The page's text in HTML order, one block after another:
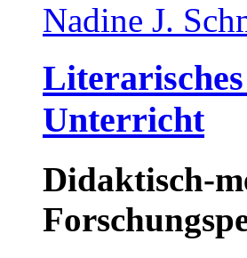
Nadine J.
Unterricht
Didaktisch-